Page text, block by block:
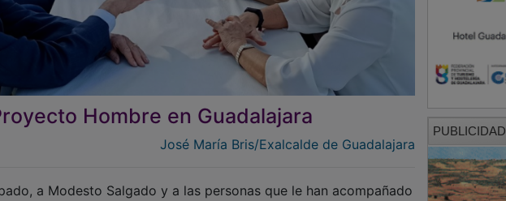
Hombre en Guadalajara
José María Bris/Exalcalde de Guadalajara
a Modesto Salgado y a las personas que le han acompañado
PUBLICIDAD